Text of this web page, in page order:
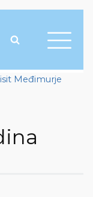
Međimurje